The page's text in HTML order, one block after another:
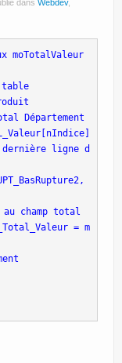
dans Webdev,
Département
ligne d
champ total
= m